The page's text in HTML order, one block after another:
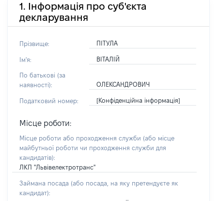
1. Інформація про суб'єкта
декларування
Прізвище: ПІТУЛА
Ім'я: ВІТАЛІЙ
По батькові (за
наявності):
ОЛЕКСАНДРОВИЧ
Податковий номер: [Конфіденційна інформація]
Місце роботи:
Місце роботи або проходження служби (або місце
майбутньої роботи чи проходження служби для
кандидатів):
ЛКП "Львівелектротранс"
Займана посада (або посада, на яку претендуєте як
кандидат):